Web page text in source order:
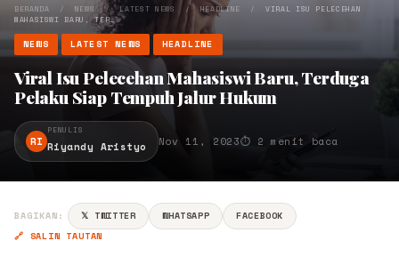
BERANDA / NEWS /LATEST NEWS / HEADLINE /VIRAL ISU PELECEHAN
MAHASISWI BARU, TER…
NEWS LATEST NEWS HEADLINE
Viral Isu Pelecehan Mahasiswi Baru, Terduga
Pelaku Siap Tempuh Jalur Hukum
RI
PENULIS
Riyandy Aristyo Nov 11, 2023⏱ 2 menit baca
BAGIKAN: 𝕏 TWITTER WHATSAPP
FACEBOOK
🔗 SALIN TAUTAN